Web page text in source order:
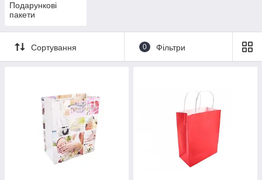
Подарункові
пакети
Сортування 0 Фільтри